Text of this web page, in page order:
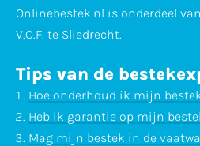
Onlinebestek.nl is onderdeel
V.O.F. te Sliedrecht.
Tips van de
Hoe onderhoud ik mijn
Heb ik garantie op mijn
Mag mijn bestek in de